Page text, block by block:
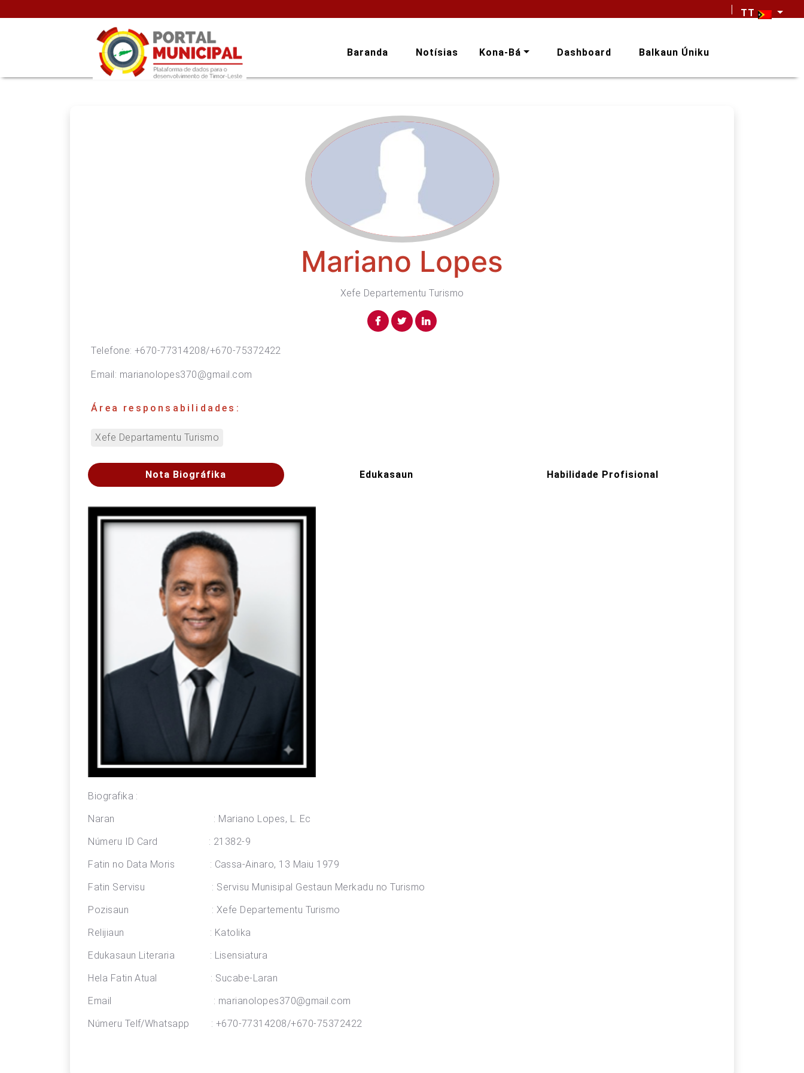
TT
Baranda Notísias Kona-Bá Dashboard Balkaun Úniku
Mariano Lopes
Xefe Departementu Turismo
Telefone:+670-77314208/+670-75372422
Email: marianolopes370@gmail.com
Área responsabilidades:
Xefe Departamentu Turismo
Nota Biográfika Edukasaun Habilidade Profisional
Biografika :
Naran : Mariano Lopes, L. Ec
Númeru ID Card : 21382-9
Fatin no Data Moris : Cassa-Ainaro, 13 Maiu 1979
Fatin Servisu : Servisu Munisipal Gestaun Merkadu no Turismo
Pozisaun : Xefe Departementu Turismo
Relijiaun : Katolika
Edukasaun Literaria : Lisensiatura
Hela Fatin Atual : Sucabe-Laran
Email : marianolopes370@gmail.com
Númeru Telf/Whatsapp : +670-77314208/+670-75372422